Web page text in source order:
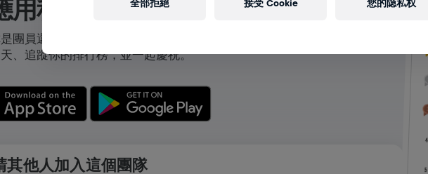
用程式中查看團隊
團員還是自己創立團隊，都可以在應用程式中探索有關團隊的所有事物，
、追蹤你的排行榜，並一起慶祝。
其他人加入這個團隊
您的隐私权
全部拒絕 接受 Cookie